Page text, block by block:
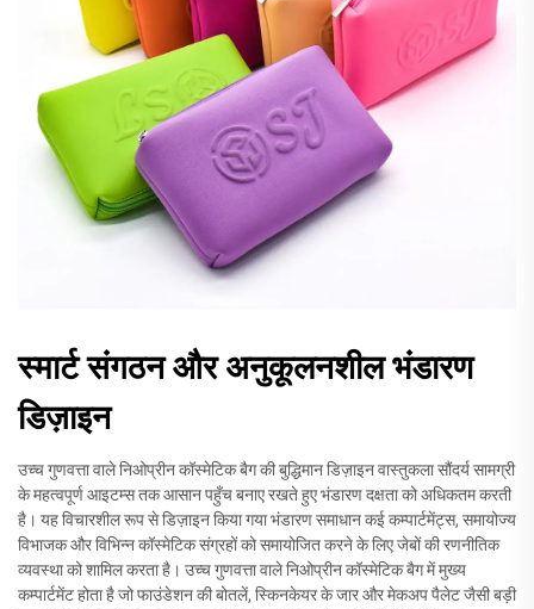
स्मार्ट संगठन और अनुकूलनशील भंडारण
डिज़ाइन
उच्च गुणवत्ता वाले निओप्रीन कॉस्मेटिक बैग की बुद्धिमान डिज़ाइन वास्तुकला सौंदर्य सामग्री
के महत्वपूर्ण आइटम्स तक आसान पहुँच बनाए रखते हुए भंडारण दक्षता को अधिकतम करती
है। यह विचारशील रूप से डिज़ाइन किया गया भंडारण समाधान कई कम्पार्टमेंट्स, समायोज्य
विभाजक और विभिन्न कॉस्मेटिक संग्रहों को समायोजित करने के लिए जेबों की रणनीतिक
व्यवस्था को शामिल करता है। उच्च गुणवत्ता वाले निओप्रीन कॉस्मेटिक बैग में मुख्य
कम्पार्टमेंट होता है जो फाउंडेशन की बोतलें, स्किनकेयर के जार और मेकअप पैलेट जैसी बड़ी